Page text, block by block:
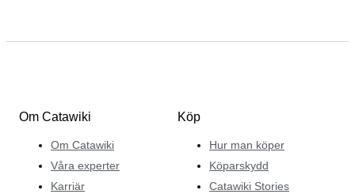
Om Catawiki
Om Catawiki
Våra experter
Karriär
Köp
Hur man köper
Köparskydd
Catawiki Stories